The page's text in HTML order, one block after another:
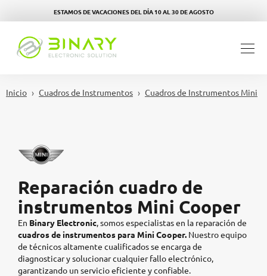
ESTAMOS DE VACACIONES DEL DÍA 10 AL 30 DE AGOSTO
Inicio Cuadros de Instrumentos Cuadros de Instrumentos Mini
Reparación cuadro de
instrumentos Mini Cooper
En Binary Electronic, somos especialistas en la reparación de
cuadros de instrumentos para Mini Cooper. Nuestro equipo
de técnicos altamente cualificados se encarga de
diagnosticar y solucionar cualquier fallo electrónico,
garantizando un servicio eficiente y confiable.